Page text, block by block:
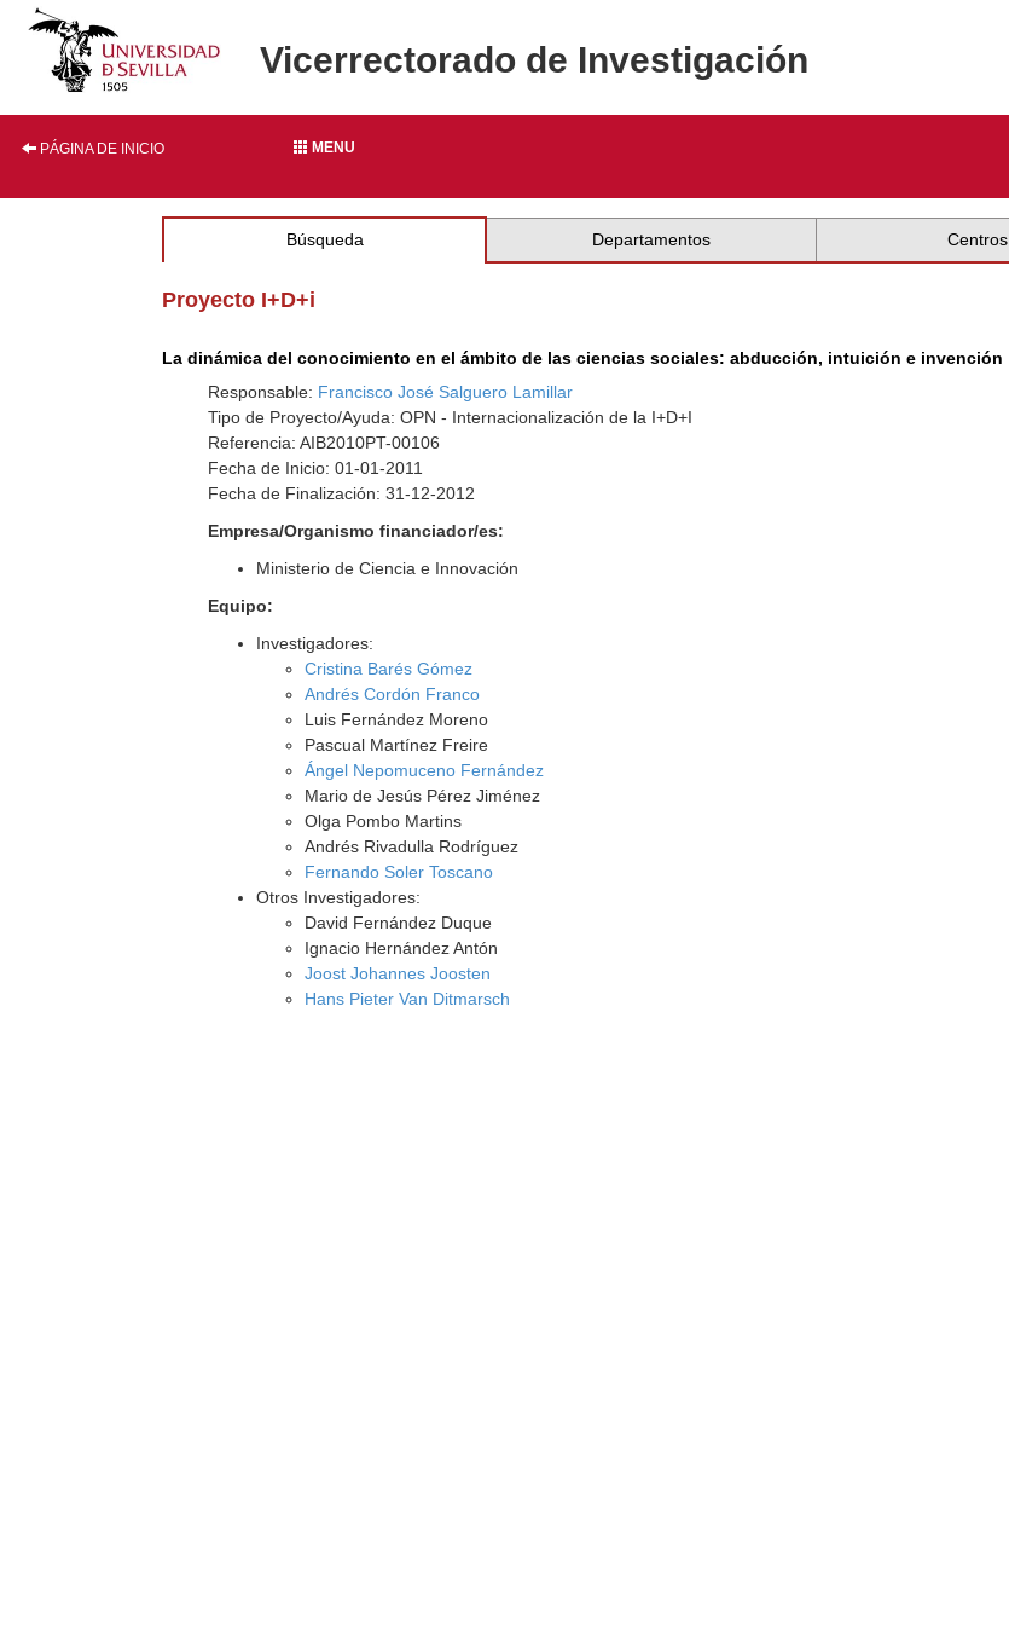
Vicerrectorado de Investigación
PÁGINA DE INICIO MENU
Búsqueda Departamentos Centros
Proyecto I+D+i
La dinámica del conocimiento en el ámbito de las ciencias sociales: abducción, intuición e invención
Responsable: Francisco José Salguero Lamillar
Tipo de Proyecto/Ayuda: OPN - Internacionalización de la I+D+I
Referencia: AIB2010PT-00106
Fecha de Inicio: 01-01-2011
Fecha de Finalización: 31-12-2012
Empresa/Organismo financiador/es:
Ministerio de Ciencia e Innovación
Equipo:
Investigadores:
Cristina Barés Gómez
Andrés Cordón Franco
Luis Fernández Moreno
Pascual Martínez Freire
Ángel Nepomuceno Fernández
Mario de Jesús Pérez Jiménez
Olga Pombo Martins
Andrés Rivadulla Rodríguez
Fernando Soler Toscano
Otros Investigadores:
David Fernández Duque
Ignacio Hernández Antón
Joost Johannes Joosten
Hans Pieter Van Ditmarsch